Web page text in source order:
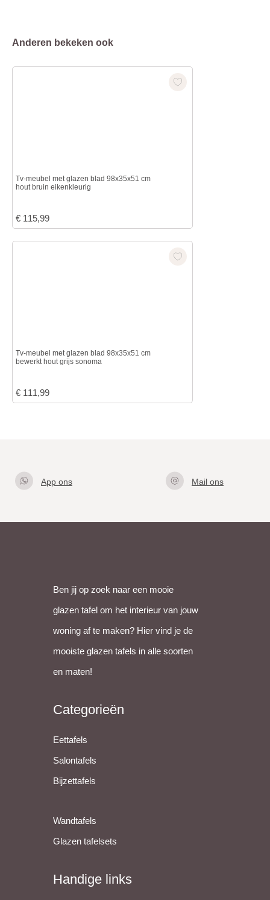
Anderen bekeken ook
Tv-meubel met glazen blad 98x35x51 cm
hout bruin eikenkleurig
€ 115,99
Tv-meubel met glazen blad 98x35x51 cm
bewerkt hout grijs sonoma
€ 111,99
App ons
Mail ons
Ben jij op zoek naar een mooie
glazen tafel om het interieur van jouw
woning af te maken? Hier vind je de
mooiste glazen tafels in alle soorten
en maten!
Categorieën
Eettafels
Salontafels
Bijzettafels
Wandtafels
Glazen tafelsets
Handige links